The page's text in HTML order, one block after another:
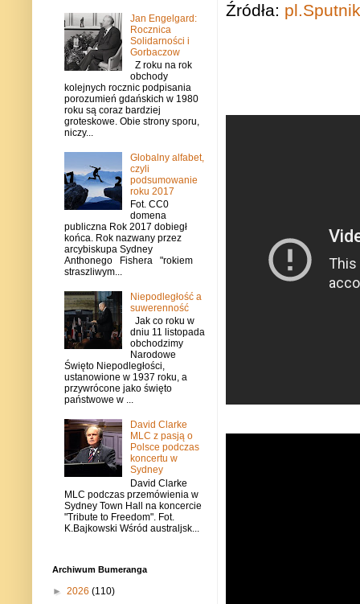
Źródła:
Jan Engelgard:
Rocznica
Solidarności i
Gorbaczow
Z roku na rok
obchody
kolejnych rocznic podpisania
porozumień gdańskich w 1980
roku są coraz bardziej
groteskowe. Obie strony sporu,
niczy...
Globalny alfabet,
czyli
podsumowanie
roku 2017
Fot. CC0
domena
publiczna Rok 2017 dobiegł
końca. Rok nazwany przez
arcybiskupa Sydney
Anthonego Fishera "rokiem
straszliwym...
Niepodległość a
suwerenność
Jak co roku w
dniu 11 listopada
obchodzimy
Narodowe
Święto Niepodległości,
ustanowione w 1937 roku, a
przywrócone jako święto
państwowe w ...
David Clarke
MLC z pasją o
Polsce podczas
koncertu w
Sydney
David Clarke
MLC podczas przemówienia w
Sydney Town Hall na koncercie
"Tribute to Freedom". Fot.
K.Bajkowski Wśród australjsk...
Archiwum Bumeranga
► 2026 (110)